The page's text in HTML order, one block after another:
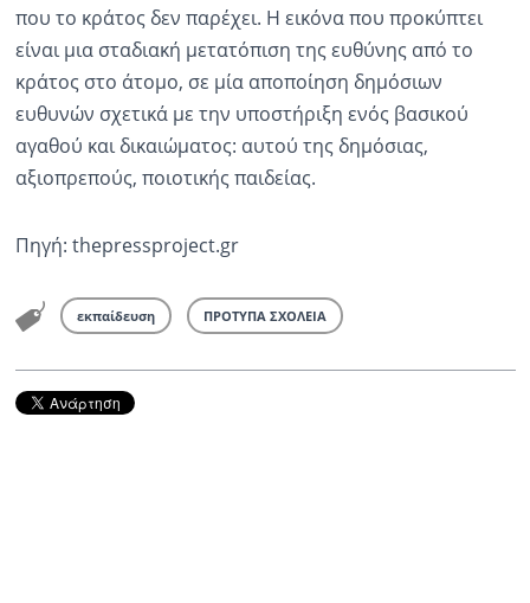
που το κράτος δεν παρέχει. Η εικόνα που προκύπτει
είναι μια σταδιακή μετατόπιση της ευθύνης από το
κράτος στο άτομο, σε μία αποποίηση δημόσιων
ευθυνών σχετικά με την υποστήριξη ενός βασικού
αγαθού και δικαιώματος: αυτού της δημόσιας,
αξιοπρεπούς, ποιοτικής παιδείας.
Πηγή: thepressproject.gr
εκπαίδευση ΠΡΟΤΥΠΑ ΣΧΟΛΕΙΑ